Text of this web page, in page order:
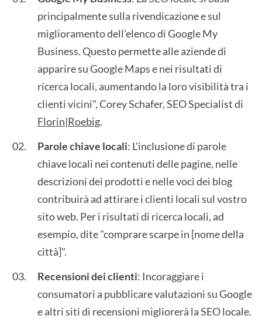
principalmente sulla rivendicazione e sul
miglioramento dell'elenco di Google My
Business. Questo permette alle aziende di
apparire su Google Maps e nei risultati di
ricerca locali, aumentando la loro visibilità tra i
clienti vicini", Corey Schafer, SEO Specialist di
Florin|Roebig.
Parole chiave locali: L'inclusione di parole
chiave locali nei contenuti delle pagine, nelle
descrizioni dei prodotti e nelle voci dei blog
contribuirà ad attirare i clienti locali sul vostro
sito web. Per i risultati di ricerca locali, ad
esempio, dite "comprare scarpe in [nome della
città]".
Recensioni dei clienti: Incoraggiare i
consumatori a pubblicare valutazioni su Google
e altri siti di recensioni migliorerà la SEO locale.